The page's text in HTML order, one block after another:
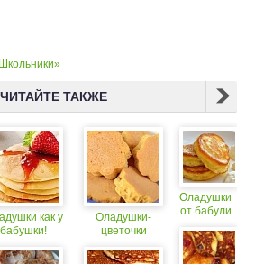
ЧИТАЙТЕ ТАКЖЕ
как у
бабушки!
Оладушки-
цветочки
Оладушки
от бабули